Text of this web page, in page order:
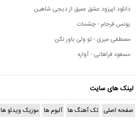
دانلود اپیزود عشق عمیق از دیجی شاهین
یونس فرجام - چشمات
مصطفی میری - تو ولی باور نکن
مسعود فراهانی - آواره
لینک های سایت
صفحه اصلی تک آهنگ ها آلبوم ها موزیک ویدئو ها